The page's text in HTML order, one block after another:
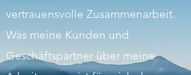
vertrauensvolle Zusammenarbeit.
Was meine Kunden und
Geschäftspartner über meine